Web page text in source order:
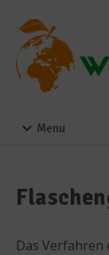
Menu
Das Verfahren